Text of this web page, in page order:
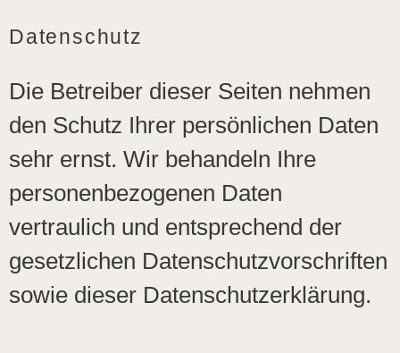
Datenschutz
Die Betreiber dieser Seiten nehmen
den Schutz Ihrer persönlichen Daten
sehr ernst. Wir behandeln Ihre
personenbezogenen Daten
vertraulich und entsprechend der
gesetzlichen Datenschutzvorschriften
sowie dieser Datenschutzerklärung.